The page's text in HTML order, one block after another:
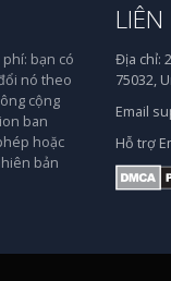
bạn có
nó theo
cộng
ban
hoặc
bản
Địa chỉ:
75032,
Email
Hỗ trợ